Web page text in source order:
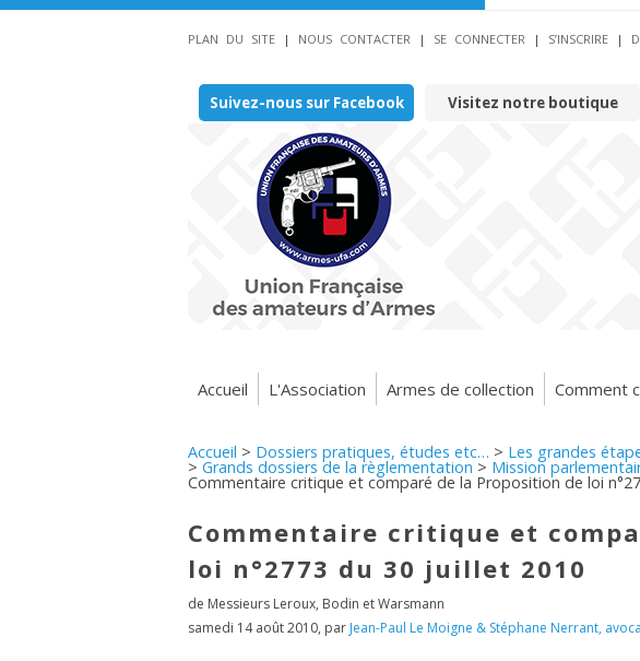
PLAN DU SITE | NOUS CONTACTER | SE CONNECTER | S’INSCRIRE |
Suivez-nous sur Facebook Visitez notre boutique
Accueil L'Association Armes de collection Comment
Accueil > Dossiers pratiques, études etc… > Les grandes
> Grands dossiers de la règlementation > Mission
Commentaire critique et comparé de la Proposition de loi
Commentaire critique et
loi n°2773 du 30 juillet 2010
de Messieurs Leroux, Bodin et Warsmann
samedi 14 août 2010, par Jean-Paul Le Moigne & Stéphane Nerrant,